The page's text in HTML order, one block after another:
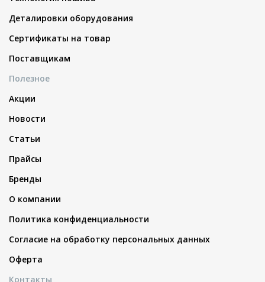
Деталировки оборудования
Сертификаты на товар
Поставщикам
Полезное
Акции
Новости
Статьи
Прайсы
Бренды
О компании
Политика конфиденциальности
Согласие на обработку персональных данных
Оферта
Контакты